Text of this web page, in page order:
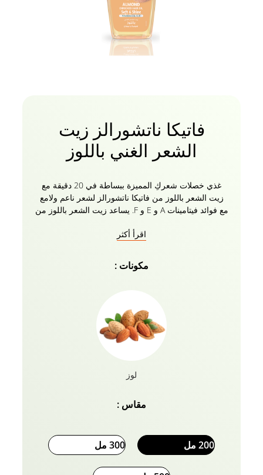
فاتيكا ناتشورالز زيت
الشعر الغني باللوز
غذي خصلات شعركِ المميزة ببساطة في 20 دقيقة مع
زيت الشعر باللوز من فاتيكا ناتشورالز لشعر ناعم ولامع
مع فوائد فيتامينات A و E و F. يساعد زيت الشعر باللوز من
مستخلصات مغذية من زيت اللوز والسمسم وجوز الهند.
يتحكم في الضرر الناجم عن تجفيف الشعر وتلوين الشعر
وضربات التمشيط الصلبة التي تلحق الضرر بالبشرة التي
شعرك من الجذور إلى الأطراف مع زيت فاتيكا ناتشورالز
للشعر الغني باللوز مع جميع الأعشاب الطبيعية.
اقرأ أكثر
مكونات :
لوز
مقاس :
200 مل 300 مل